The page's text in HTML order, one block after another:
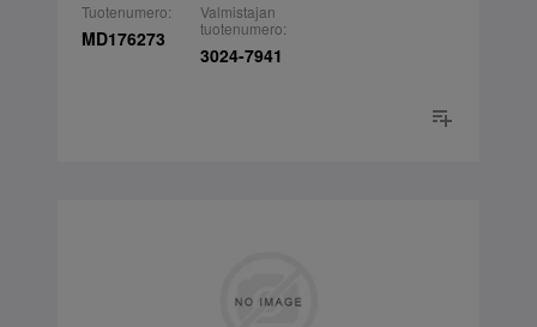
Tuotenumero:
MD176273
Valmistajan
tuotenumero:
3024-7941